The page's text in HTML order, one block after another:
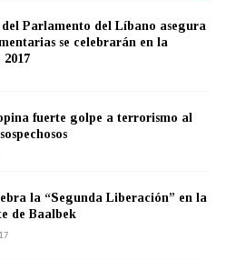
Parlamento del Líbano asegura
se celebrarán en la
fuerte golpe a terrorismo al
la “Segunda Liberación” en la
de Baalbek